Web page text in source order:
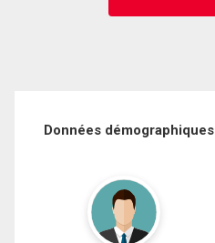
Données démographiques